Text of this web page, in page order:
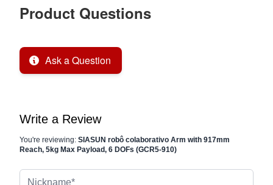
Product Questions
Ask a Question
Write a Review
You're reviewing: SIASUN robô colaborativo Arm with 917mm
Reach, 5kg Max Payload, 6 DOFs (GCR5-910)